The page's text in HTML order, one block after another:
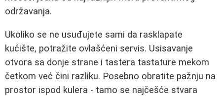
održavanja.
Ukoliko se ne usuđujete sami da rasklapate
kućište, potražite ovlašćeni servis. Usisavanje
otvora sa donje strane i tastera tastature mekom
četkom već čini razliku. Posebno obratite pažnju na
prostor ispod kulera - tamo se najčešće stvara